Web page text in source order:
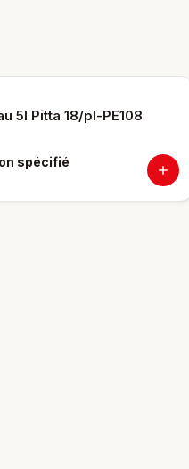
5l Pitta 18/pl-PE108
spécifié